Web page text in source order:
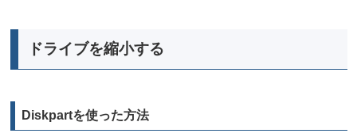
ドライブを縮小する
Diskpartを使った方法